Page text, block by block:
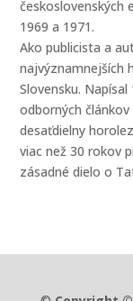
československých
1969 a 1971.
Ako publicista a
najvýznamnejších
Slovensku.
odborných
desaťdielny
viac než 30 rokov
zásadné dielo o